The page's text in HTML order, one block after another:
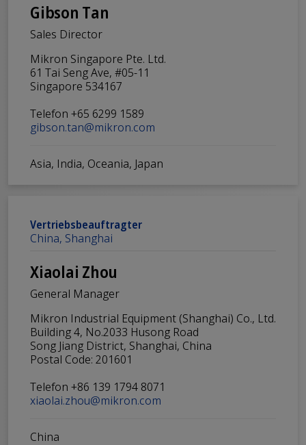
Gibson Tan
Sales Director
Mikron Singapore Pte. Ltd.
61 Tai Seng Ave, #05-11
Singapore 534167
Telefon +65 6299 1589
gibson.tan@mikron.com
Asia, India, Oceania, Japan
Vertriebsbeauftragter
China, Shanghai
Xiaolai Zhou
General Manager
Mikron Industrial Equipment (Shanghai) Co., Ltd.
Building 4, No.2033 Husong Road
Song Jiang District, Shanghai, China
Postal Code: 201601
Telefon +86 139 1794 8071
xiaolai.zhou@mikron.com
China